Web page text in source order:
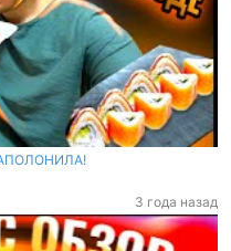
3 года назад